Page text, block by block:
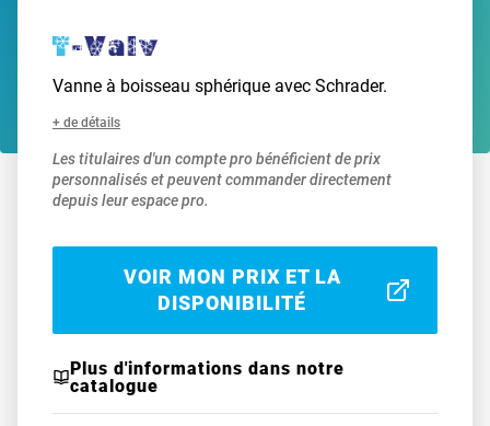
Vanne à boisseau sphérique avec Schrader.
+ de détails
Les titulaires d'un compte pro bénéficient de prix
personnalisés et peuvent commander directement
depuis leur espace pro.
VOIR MON PRIX ET LA
DISPONIBILITÉ
Plus d'informations dans notre
catalogue